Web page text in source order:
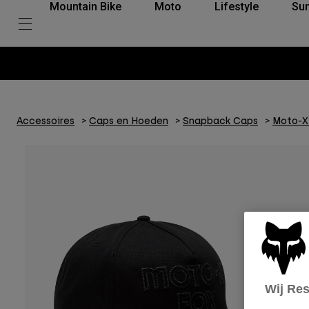
Mountain Bike Moto Lifestyle
Accessoires Caps en Hoeden Snapback Caps Moto-
Wij